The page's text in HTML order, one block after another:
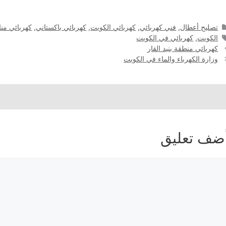
التصنيفات
تصليح أعطال, فني كهربائي, كهربائي الكويت, كهربائي باكستاني, كهربائي
الوسوم
الكويت, كهربائي في الكويت
كهربائي منطقة بنيد القار
وزارة الكهرباء والماء في الكويت
تعليق